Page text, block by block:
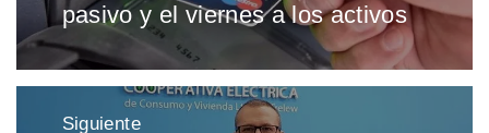
pasivo y el viernes a los activos
Siguiente